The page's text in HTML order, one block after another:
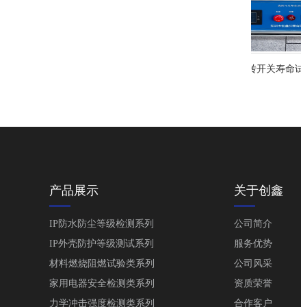
产品展示
IP防水防尘等级检测系列
IP外壳防护等级测试系列
材料燃烧阻燃试验类系列
家用电器安全检测类系列
力学冲击强度检测类系列
关于创鑫
公司简介
服务优势
公司风采
资质荣誉
合作客户